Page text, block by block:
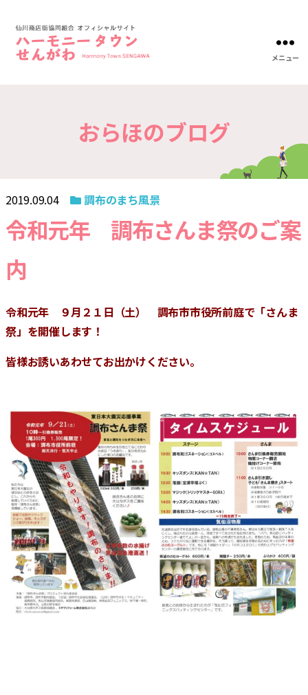
川-
仙
川
商
街
協
組
合
メニュー
おらほのブログ
2019.09.04 調布のまち風景
令和元年 調布さんま祭のご案
内
令和元年 ９月２１日（土） 調布市市役所前庭で「さんま
祭」を開催します！
皆様お誘いあわせてお出かけください。